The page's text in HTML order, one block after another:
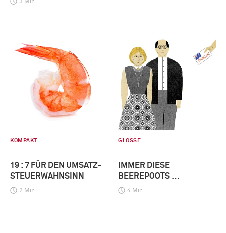
3 Min
KOMPAKT
19 : 7 FÜR DEN UMSATZ-
STEUERWAHNSINN
2 Min
GLOSSE
IMMER DIESE
BEEREPOOTS …
4 Min